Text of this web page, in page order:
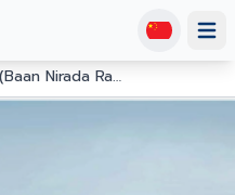
Nirada Rama2 )